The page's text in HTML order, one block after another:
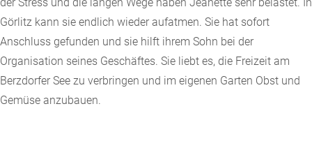
Görlitz kann sie endlich wieder aufatmen. Sie hat sofort
Anschluss gefunden und sie hilft ihrem Sohn bei der
Organisation seines Geschäftes. Sie liebt es, die Freizeit am
Berzdorfer See zu verbringen und im eigenen Garten Obst und
Gemüse anzubauen.